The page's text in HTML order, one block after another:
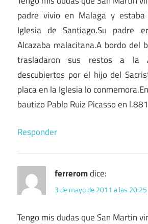
padre vivio en Malaga y
Iglesia de Santiago.Su padre
Alcazaba malacitana.A bordo del
trasladaron sus restos a la
descubiertos por el hijo del
placa en la Iglesia lo
bautizo Pablo Ruiz Picasso en l.881
Responder
ferreromdice:
3 de mayo de 2011 a las 20:25
Tengo mis dudas que San Martin